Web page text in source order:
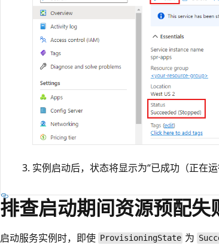
实例启动后，状态将显示为“已成功（正在运
排查启动期间资源预配失
启动服务实例时，即使 ProvisioningState 为